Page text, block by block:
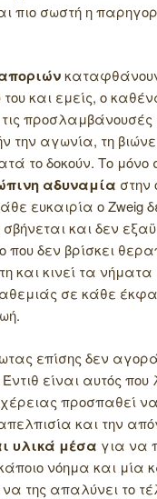
πιο σωστή η
και εμείς, ο
τις προσλαμβάνουσές
την αγωνία, τη
το δοκούν. Το μόνο
αδυναμία στην
ευκαιρία ο Zweig
και δεν
που δεν βρίσκει
και κινεί τα νήματα
σε κάθε
επίσης δεν
είναι αυτός που
προσπαθεί να
και την
υλικά μέσα για να
νόημα και μία
της απαλύνει το